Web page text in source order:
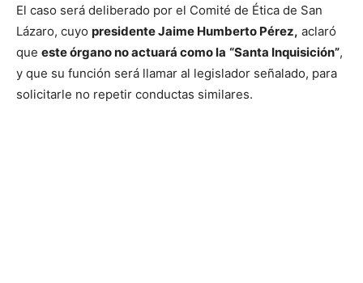
El caso será deliberado por el Comité de Ética de San
Lázaro, cuyo presidente Jaime Humberto Pérez, aclaró
que este órgano no actuará como la “Santa Inquisición”,
y que su función será llamar al legislador señalado, para
solicitarle no repetir conductas similares.